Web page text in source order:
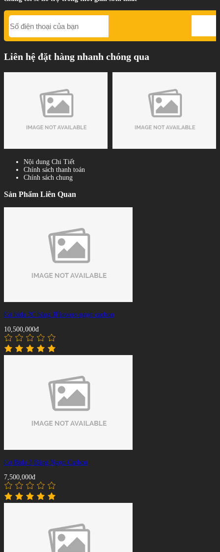
Liên hệ đặt hàng nhanh chóng qua
Nội dung Chi Tiết
Chính sách thanh toán
Chính sách chung
Sản Phẩm Liên Quan
Cơ bida 3C băng JFlowers ngọn cacbon
10,500,000đ
Cơ Bida 3 Băng Ngọn Carbon
7,500,000đ